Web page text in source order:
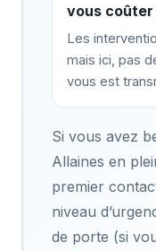
vous coûter
Les
mais ici, pas
vous est
Si vous avez
Allaines en
premier
niveau
de porte (si